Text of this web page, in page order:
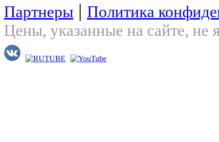
Партнеры | Политика
Цены, указанные на сайте, не